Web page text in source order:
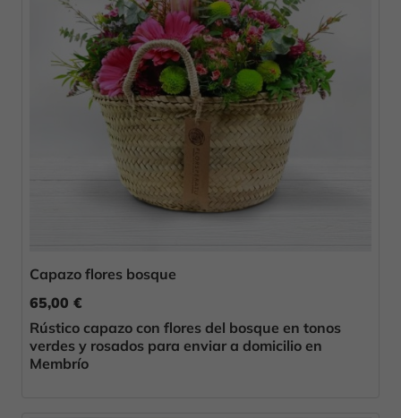
Capazo flores bosque
65,00 €
Rústico capazo con flores del bosque en tonos
verdes y rosados para enviar a domicilio en
Membrío